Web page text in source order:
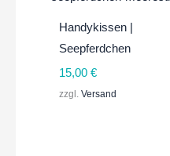
Handykissen |
Seepferdchen
15,00 €
zzgl. Versand